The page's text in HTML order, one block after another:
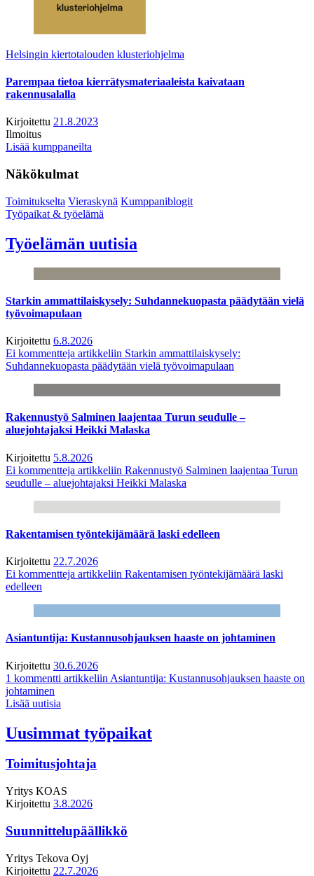
Helsingin kiertotalouden klusteriohjelma
Parempaa tietoa kierrätysmateriaaleista kaivataan
rakennusalalla
Kirjoitettu 21.8.2023
Ilmoitus
Lisää kumppaneilta
Näkökulmat
Toimitukselta Vieraskynä Kumppaniblogit
Työpaikat & työelämä
Työelämän uutisia
Starkin ammattilaiskysely: Suhdannekuopasta päädytään vielä
työvoimapulaan
Kirjoitettu 6.8.2026
Ei kommentteja artikkeliin Starkin ammattilaiskysely:
Suhdannekuopasta päädytään vielä työvoimapulaan
Rakennustyö Salminen laajentaa Turun seudulle –
aluejohtajaksi Heikki Malaska
Kirjoitettu 5.8.2026
Ei kommentteja artikkeliin Rakennustyö Salminen laajentaa Turun
seudulle – aluejohtajaksi Heikki Malaska
Rakentamisen työntekijämäärä laski edelleen
Kirjoitettu 22.7.2026
Ei kommentteja artikkeliin Rakentamisen työntekijämäärä laski
edelleen
Asiantuntija: Kustannusohjauksen haaste on johtaminen
Kirjoitettu 30.6.2026
1 kommentti artikkeliin Asiantuntija: Kustannusohjauksen haaste on
johtaminen
Lisää uutisia
Uusimmat työpaikat
Toimitusjohtaja
Yritys KOAS
Kirjoitettu 3.8.2026
Suunnittelupäällikkö
Yritys Tekova Oyj
Kirjoitettu 22.7.2026